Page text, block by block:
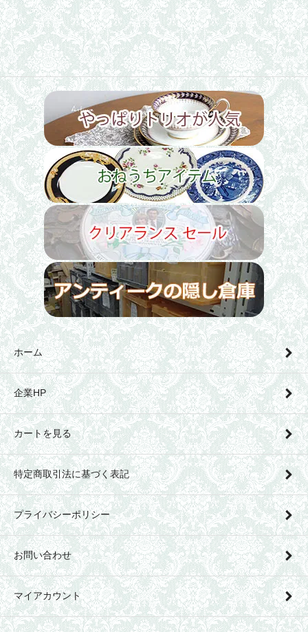
ホーム
企業HP
カートを見る
特定商取引法に基づく表記
プライバシーポリシー
お問い合わせ
マイアカウント